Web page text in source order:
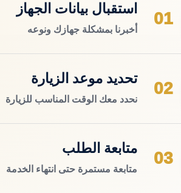
01
استقبال بيانات الجهاز
أخبرنا بمشكلة جهازك ونوعه
02
تحديد موعد الزيارة
نحدد معك الوقت المناسب للزيارة
03
متابعة الطلب
متابعة مستمرة حتى انتهاء الخدمة